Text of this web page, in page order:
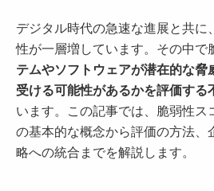
デジタル時代の急速な進展と共に
性が一層増しています。その中で
テムやソフトウェアが潜在的な脅
受ける可能性があるかを評価する
います。この記事では、脆弱性ス
の基本的な概念から評価の方法、
略への統合までを解説します。